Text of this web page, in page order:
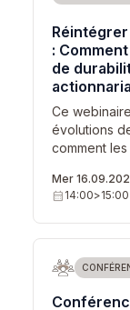
:
de
Ce
évolutions
comment
Mer
calendar_month 14:00>15:00